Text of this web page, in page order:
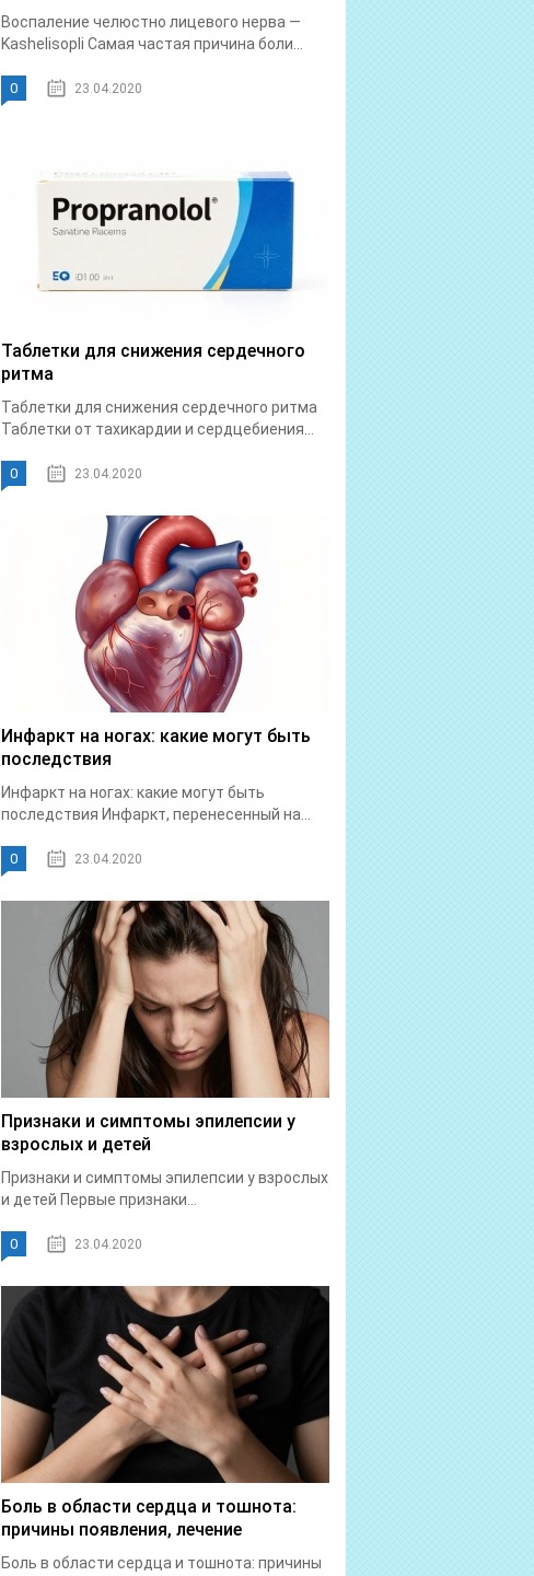
Воспаление челюстно лицевого нерва —
Kashelisopli Самая частая причина боли...
0 23.04.2020
Таблетки для снижения сердечного
ритма
Таблетки для снижения сердечного ритма
Таблетки от тахикардии и сердцебиения...
0 23.04.2020
Инфаркт на ногах: какие могут быть
последствия
Инфаркт на ногах: какие могут быть
последствия Инфаркт, перенесенный на...
0 23.04.2020
Признаки и симптомы эпилепсии у
взрослых и детей
Признаки и симптомы эпилепсии у взрослых
и детей Первые признаки...
0 23.04.2020
Боль в области сердца и тошнота:
причины появления, лечение
Боль в области сердца и тошнота: причины